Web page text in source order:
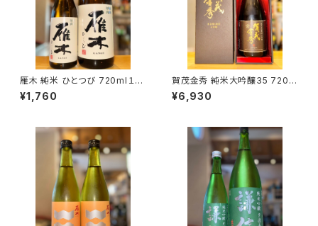
雁木 純米 ひとつび 720ml１本
（八百新酒造・山口県岩国市今
津町）
¥1,760
賀茂金秀 純米大吟醸35 720m
l１本（金光酒造・広島県東広島
市黒瀬町）
¥6,930